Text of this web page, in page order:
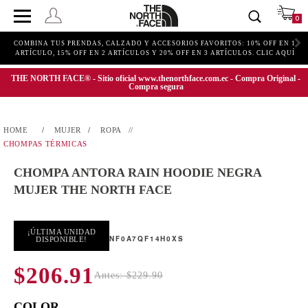
0
COMBINA TUS PRENDAS, CALZADO Y ACCESORIOS FAVORITOS: 10% OFF EN 1
ARTÍCULO, 15% OFF EN 2 ARTÍCULOS Y 20% OFF EN 3 ARTÍCULOS. CLIC AQUÍ
THE NORTH FACE® - Sitio oficial www.thenorthface.com.ec - Compra Original -
Compra segura
MUJER
ROPA
CHOMPAS TÉRMICAS
CHOMPA ANTORA RAIN HOODIE NEGRA
MUJER THE NORTH FACE
¡ÚLTIMA UNIDAD
DISPONIBLE!
NF0A7QF14H0XS
$206.91 Antes: $229.90